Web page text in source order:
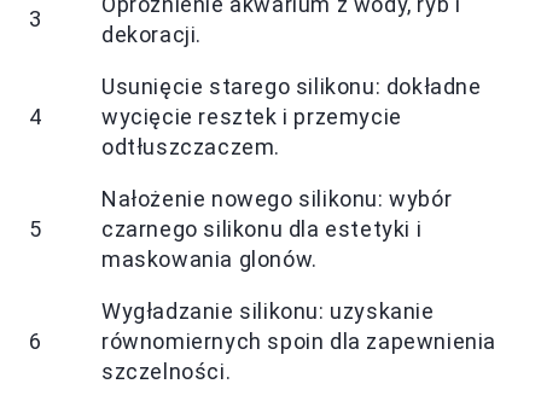
3
dekoracji.
4
Usunięcie starego silikonu: dokładne
wycięcie resztek i przemycie
odtłuszczaczem.
5
Nałożenie nowego silikonu: wybór
czarnego silikonu dla estetyki i
maskowania glonów.
6
Wygładzanie silikonu: uzyskanie
równomiernych spoin dla zapewnienia
szczelności.